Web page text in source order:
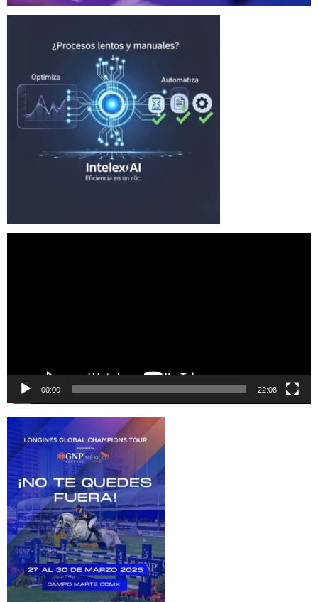
00:00 22:08